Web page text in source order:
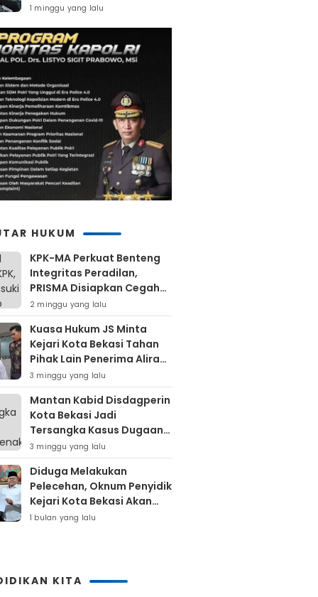
Retribusi Dan Pajak
1 minggu yang lalu
HUKUM
KPK-MA Perkuat Benteng
Integritas Peradilan,
PRISMA Disiapkan Cegah
Korupsi Sejak Hulu
2 minggu yang lalu
Kuasa Hukum JS Minta
Kejari Kota Bekasi Tahan
Pihak Lain Penerima Aliran
Dana Rp80 Juta
3 minggu yang lalu
Mantan Kabid Disdagperin
Kota Bekasi Jadi
Tersangka Kasus Dugaan
Pungli MCK Pasar
Bantargebang
3 minggu yang lalu
Diduga Melakukan
Pelecehan, Oknum Penyidik
Kejari Kota Bekasi Akan
Dilaporkan
1 bulan yang lalu
KITA